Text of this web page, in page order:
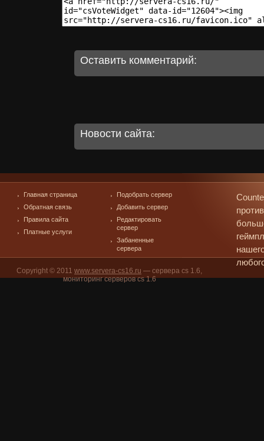
Оставить комментарий:
Новости сайта:
Главная страница
Обратная связь
Правила сайта
Платные услуги
Подобрать сервер
Добавить сервер
Редактировать
сервер
Забаненные
сервера
Copyright © 2011 www.servera-cs16.ru — сервера cs 1.6,
мониторинг серверов cs 1.6